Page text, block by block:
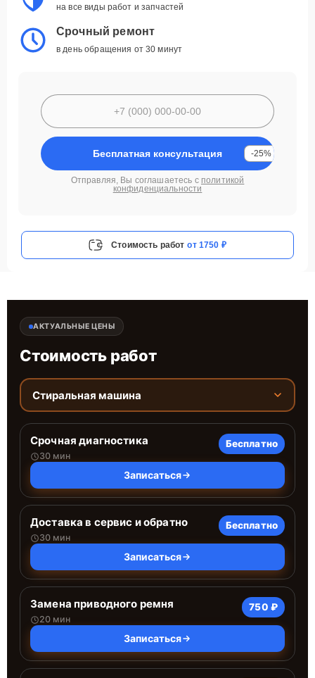
на все виды работ и запчастей
Срочный ремонт
в день обращения от 30 минут
Бесплатная консультация -25%
Отправляя, Вы соглашаетесь с политикой
конфиденциальности
Стоимость работ от 1750 ₽
АКТУАЛЬНЫЕ ЦЕНЫ
Стоимость работ
Стиральная машина
Срочная диагностика
30 мин
Бесплатно
Записаться
Доставка в сервис и обратно
30 мин
Бесплатно
Записаться
Замена приводного ремня
20 мин
750 ₽
Записаться